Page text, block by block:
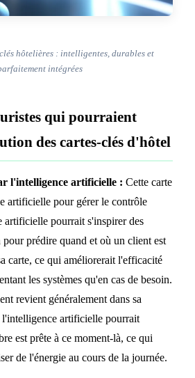
hôtelières : intelligentes, durables et
intégrées
qui pourraient
des cartes-clés d'hôtel
l'intelligence artificielle : Cette carte
artificielle pour gérer le contrôle
artificielle pourrait s'inspirer des
prédire quand et où un client est
carte, ce qui améliorerait l'efficacité
les systèmes qu'en cas de besoin.
revient généralement dans sa
l'intelligence artificielle pourrait
est prête à ce moment-là, ce qui
de l'énergie au cours de la journée.